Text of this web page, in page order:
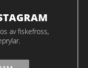
av fiskefross,